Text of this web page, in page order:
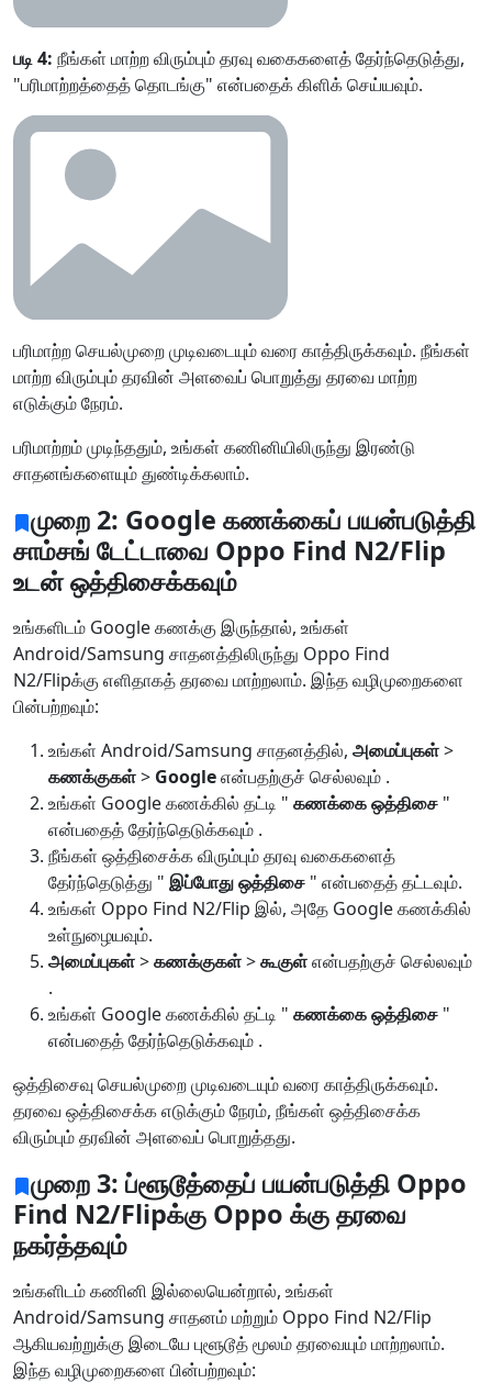
படி 4: நீங்கள் மாற்ற விரும்பும் தரவு வகைகளைத் தேர்ந்தெடுத்து,
"பரிமாற்றத்தைத் தொடங்கு" என்பதைக் கிளிக் செய்யவும்.
பரிமாற்ற செயல்முறை முடிவடையும் வரை காத்திருக்கவும். நீங்கள்
மாற்ற விரும்பும் தரவின் அளவைப் பொறுத்து தரவை மாற்ற
எடுக்கும் நேரம்.
பரிமாற்றம் முடிந்ததும், உங்கள் கணினியிலிருந்து இரண்டு
சாதனங்களையும் துண்டிக்கலாம்.
முறை 2: Google கணக்கைப் பயன்படுத்தி
சாம்சங் டேட்டாவை Oppo Find N2/Flip
உடன் ஒத்திசைக்கவும்
உங்களிடம் Google கணக்கு இருந்தால், உங்கள்
Android/Samsung சாதனத்திலிருந்து Oppo Find
N2/Flipக்கு எளிதாகத் தரவை மாற்றலாம். இந்த வழிமுறைகளை
பின்பற்றவும்:
உங்கள் Android/Samsung சாதனத்தில், அமைப்புகள்>
கணக்குகள்> Googleஎன்பதற்குச் செல்லவும் .
உங்கள் Google கணக்கில் தட்டி " கணக்கை ஒத்திசை "
என்பதைத் தேர்ந்தெடுக்கவும் .
நீங்கள் ஒத்திசைக்க விரும்பும் தரவு வகைகளைத்
தேர்ந்தெடுத்து " இப்போது ஒத்திசை " என்பதைத் தட்டவும்.
உங்கள் Oppo Find N2/Flip இல், அதே Google கணக்கில்
உள்நுழையவும்.
அமைப்புகள்>கணக்குகள்>கூகுள்என்பதற்குச் செல்லவும்
.
உங்கள் Google கணக்கில் தட்டி " கணக்கை ஒத்திசை "
என்பதைத் தேர்ந்தெடுக்கவும் .
ஒத்திசைவு செயல்முறை முடிவடையும் வரை காத்திருக்கவும்.
தரவை ஒத்திசைக்க எடுக்கும் நேரம், நீங்கள் ஒத்திசைக்க
விரும்பும் தரவின் அளவைப் பொறுத்தது.
முறை 3: ப்ளூடூத்தைப் பயன்படுத்தி Oppo
Find N2/Flipக்கு Oppo க்கு தரவை
நகர்த்தவும்
உங்களிடம் கணினி இல்லையென்றால், உங்கள்
Android/Samsung சாதனம் மற்றும் Oppo Find N2/Flip
ஆகியவற்றுக்கு இடையே புளூடூத் மூலம் தரவையும் மாற்றலாம்.
இந்த வழிமுறைகளை பின்பற்றவும்: